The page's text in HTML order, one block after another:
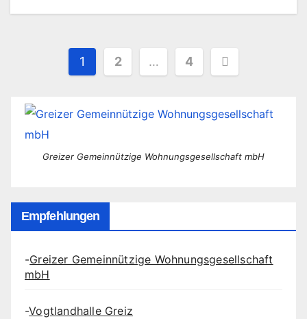
Seitennummerierung
Beiträge
1 2 … 4
Greizer Gemeinnützige Wohnungsgesellschaft mbH
Empfehlungen
-Greizer Gemeinnützige Wohnungsgesellschaft
mbH
-Vogtlandhalle Greiz